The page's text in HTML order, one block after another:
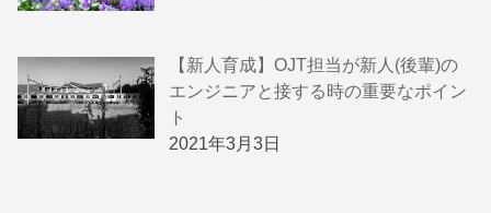
【新人育成】OJT担当が新人(後輩)の
エンジニアと接する時の重要なポイン
ト
2021年3月3日